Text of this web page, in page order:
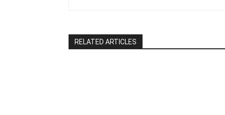
RELATED ARTICLES